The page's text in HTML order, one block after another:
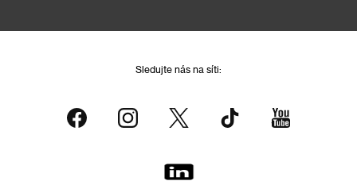
Sledujte nás na síti: